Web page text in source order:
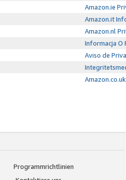
Amazon.ie
Amazon.it
Amazon.nl
Informacja O
Aviso de
Programmrichtlinien